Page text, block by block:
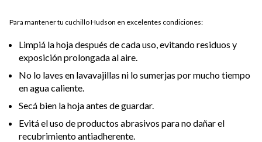
Para mantener tu cuchillo Hudson en excelentes condiciones:
Limpiá la hoja después de cada uso, evitando residuos y
exposición prolongada al aire.
No lo laves en lavavajillas ni lo sumerjas por mucho tiempo
en agua caliente.
Secá bien la hoja antes de guardar.
Evitá el uso de productos abrasivos para no dañar el
recubrimiento antiadherente.